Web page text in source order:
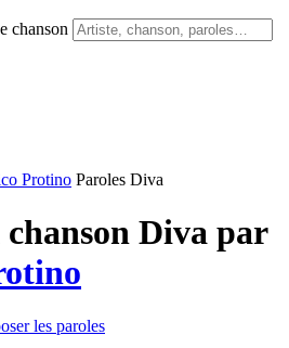
chanson
Protino Paroles Diva
chanson Diva par
les paroles